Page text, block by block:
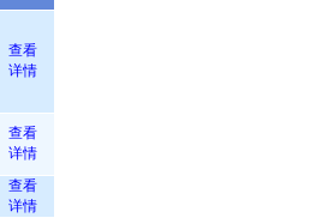
查看
详情
查看
详情
查看
详情